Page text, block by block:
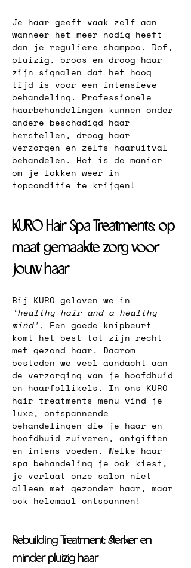
Je haar geeft vaak zelf aan
wanneer het meer nodig heeft
dan je reguliere shampoo. Dof,
pluizig, broos en droog haar
zijn signalen dat het hoog
tijd is voor een intensieve
behandeling. Professionele
haarbehandelingen kunnen onder
andere beschadigd haar
herstellen, droog haar
verzorgen en zelfs haaruitval
behandelen. Het is dé manier
om je lokken weer in
topconditie te krijgen!
KURO Hair Spa Treatments: op
maat gemaakte zorg voor
jouw haar
Bij KURO geloven we in
‘healthy hair and a healthy
mind’.
Een goede knipbeurt
komt het best tot zijn recht
met gezond haar. Daarom
besteden we veel aandacht aan
de verzorging van je hoofdhuid
en haarfollikels. In ons KURO
hair treatments menu vind je
luxe, ontspannende
behandelingen die je haar en
hoofdhuid zuiveren, ontgiften
en intens voeden. Welke haar
spa behandeling je ook kiest,
je verlaat onze salon niet
alleen met gezonder haar, maar
ook helemaal ontspannen!
Rebuilding Treatment: sterker en
minder pluizig haar